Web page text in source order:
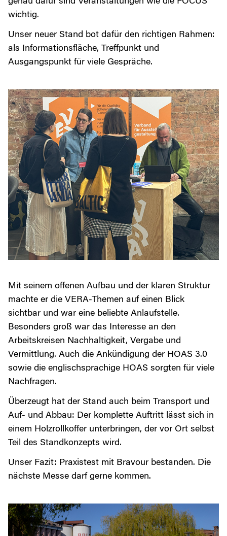
wichtig.
Unser neuer Stand bot dafür den richtigen Rahmen:
als Informationsfläche, Treffpunkt und
Ausgangspunkt für viele Gespräche.
Mit seinem offenen Aufbau und der klaren Struktur
machte er die VERA-Themen auf einen Blick
sichtbar und war eine beliebte Anlaufstelle.
Besonders groß war das Interesse an den
Arbeitskreisen Nachhaltigkeit, Vergabe und
Vermittlung. Auch die Ankündigung der HOAS 3.0
sowie die englischsprachige HOAS sorgten für viele
Nachfragen.
Überzeugt hat der Stand auch beim Transport und
Auf- und Abbau: Der komplette Auftritt lässt sich in
einem Holzrollkoffer unterbringen, der vor Ort selbst
Teil des Standkonzepts wird.
Unser Fazit: Praxistest mit Bravour bestanden. Die
nächste Messe darf gerne kommen.